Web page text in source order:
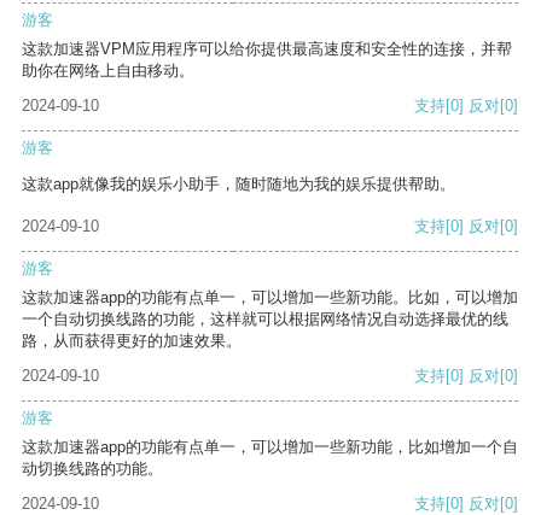
游客
这款加速器VPM应用程序可以给你提供最高速度和安全性的连接，并帮
助你在网络上自由移动。
2024-09-10
支持[0] 反对[0]
游客
这款app就像我的娱乐小助手，随时随地为我的娱乐提供帮助。
2024-09-10 支持[0] 反对[0]
游客
这款加速器app的功能有点单一，可以增加一些新功能。比如，可以增加
一个自动切换线路的功能，这样就可以根据网络情况自动选择最优的线
路，从而获得更好的加速效果。
2024-09-10
支持[0] 反对[0]
游客
这款加速器app的功能有点单一，可以增加一些新功能，比如增加一个自
动切换线路的功能。
2024-09-10
支持[0] 反对[0]